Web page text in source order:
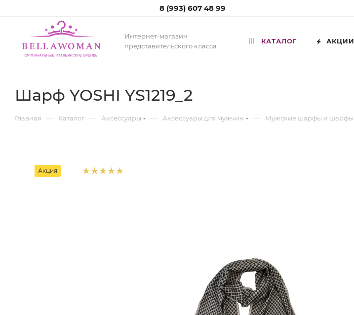
8 (993) 607 48 99
Интернет-магазин
представительского класса
КАТАЛОГ АКЦИИ
Шарф YOSHI YS1219_2
Главная — Каталог — Аксессуары — Аксессуары для мужчин — Мужские шарфы и шарфы
Акция